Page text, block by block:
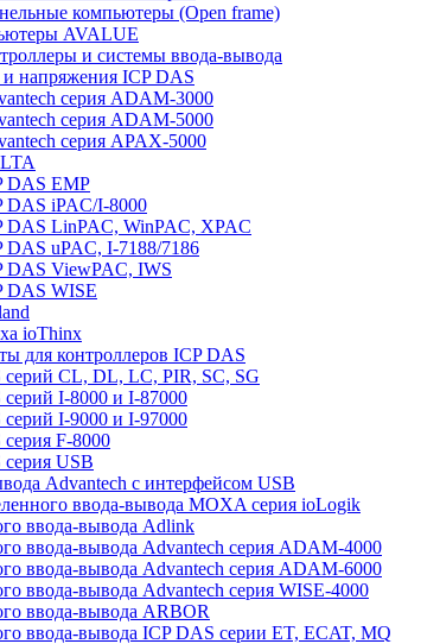
компьютеры (Open frame)
AVALUE
и системы ввода-вывода
напряжения ICP DAS
серия ADAM-3000
серия ADAM-5000
серия APAX-5000
DAS EMP
DAS iPAC/I-8000
DAS LinPAC, WinPAC, XPAC
DAS uPAC, I-7188/7186
DAS ViewPAC, IWS
DAS WISE
ioThinx
для контроллеров ICP DAS
CL, DL, LC, PIR, SC, SG
I-8000 и I-87000
I-9000 и I-97000
F-8000
USB
Advantech с интерфейсом USB
ввода-вывода MOXA серия ioLogik
ввода-вывода Adlink
ввода-вывода Advantech серия ADAM-4000
ввода-вывода Advantech серия ADAM-6000
ввода-вывода Advantech серия WISE-4000
ввода-вывода ARBOR
ввода-вывода ICP DAS серии ET, ECAT, MQ